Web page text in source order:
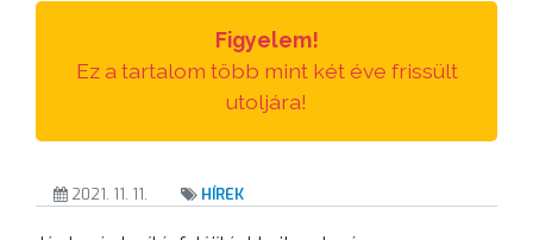
NYOMTATVÁNYOK
ANYAGOK
Figyelem!
Ez a tartalom több mint két éve frissült
utoljára!
2021. 11. 11. HÍREK